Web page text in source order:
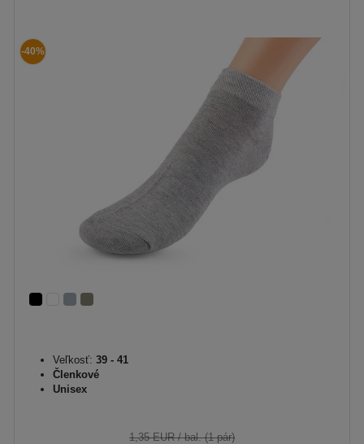
-40%
Veľkosť: 39 - 41
Členkové
Unisex
1,35 EUR/ bal. (1 pár)